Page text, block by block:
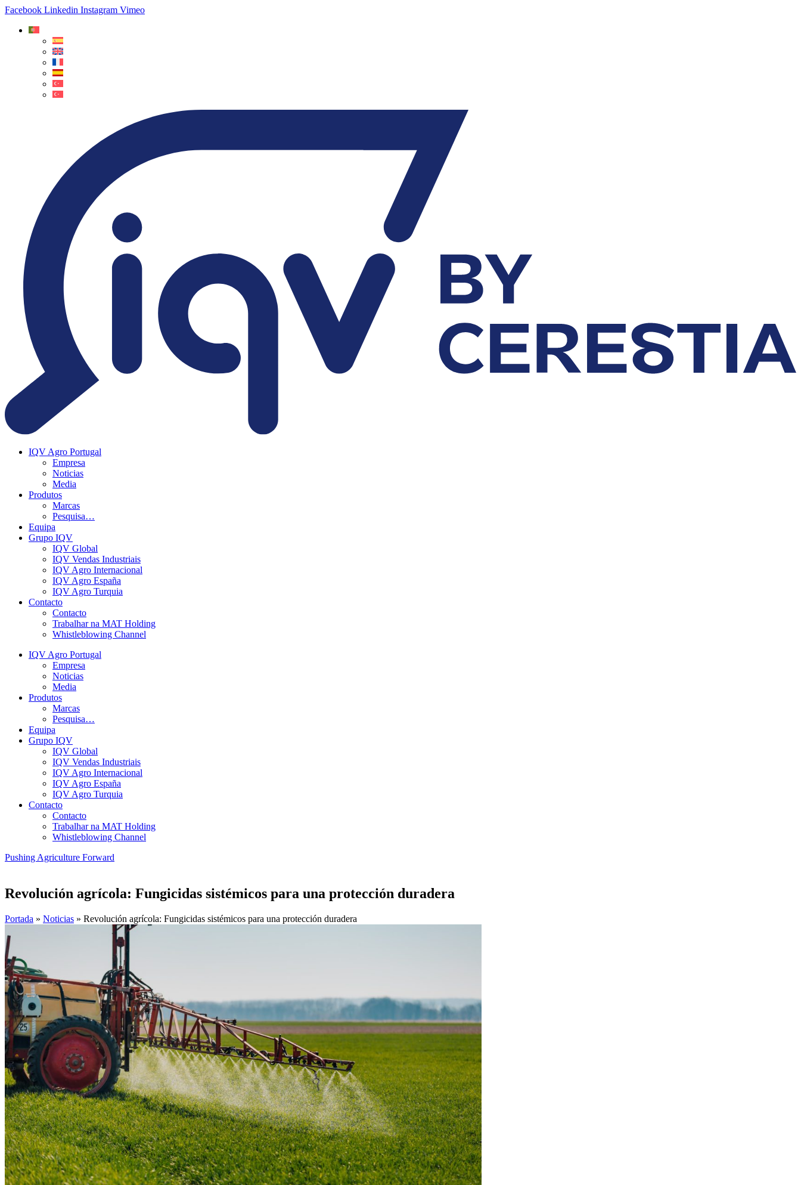
Facebook Linkedin Instagram Vimeo
IQV Agro Portugal
Empresa
Noticias
Media
Produtos
Marcas
Pesquisa…
Equipa
Grupo IQV
IQV Global
IQV Vendas Industriais
IQV Agro Internacional
IQV Agro España
IQV Agro Turquia
Contacto
Contacto
Trabalhar na MAT Holding
Whistleblowing Channel
IQV Agro Portugal
Empresa
Noticias
Media
Produtos
Marcas
Pesquisa…
Equipa
Grupo IQV
IQV Global
IQV Vendas Industriais
IQV Agro Internacional
IQV Agro España
IQV Agro Turquia
Contacto
Contacto
Trabalhar na MAT Holding
Whistleblowing Channel
Pushing Agriculture Forward
Revolución agrícola: Fungicidas sistémicos para una protección duradera
Portada » Noticias » Revolución agrícola: Fungicidas sistémicos para una protección duradera